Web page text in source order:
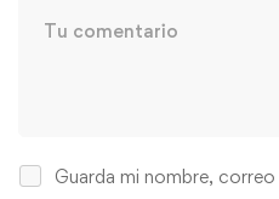
Guarda mi nombre,